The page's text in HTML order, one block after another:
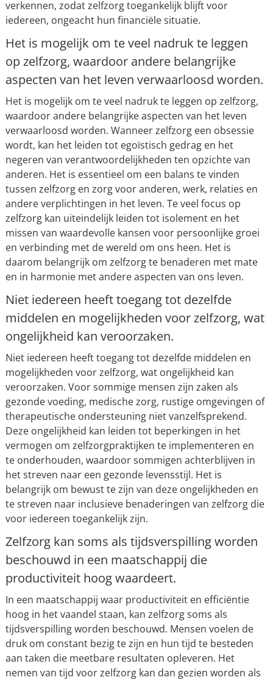
verkennen, zodat zelfzorg toegankelijk blijft voor
iedereen, ongeacht hun financiële situatie.
Het is mogelijk om te veel nadruk te leggen
op zelfzorg, waardoor andere belangrijke
aspecten van het leven verwaarloosd worden.
Het is mogelijk om te veel nadruk te leggen op zelfzorg,
waardoor andere belangrijke aspecten van het leven
verwaarloosd worden. Wanneer zelfzorg een obsessie
wordt, kan het leiden tot egoïstisch gedrag en het
negeren van verantwoordelijkheden ten opzichte van
anderen. Het is essentieel om een balans te vinden
tussen zelfzorg en zorg voor anderen, werk, relaties en
andere verplichtingen in het leven. Te veel focus op
zelfzorg kan uiteindelijk leiden tot isolement en het
missen van waardevolle kansen voor persoonlijke groei
en verbinding met de wereld om ons heen. Het is
daarom belangrijk om zelfzorg te benaderen met mate
en in harmonie met andere aspecten van ons leven.
Niet iedereen heeft toegang tot dezelfde
middelen en mogelijkheden voor zelfzorg, wat
ongelijkheid kan veroorzaken.
Niet iedereen heeft toegang tot dezelfde middelen en
mogelijkheden voor zelfzorg, wat ongelijkheid kan
veroorzaken. Voor sommige mensen zijn zaken als
gezonde voeding, medische zorg, rustige omgevingen of
therapeutische ondersteuning niet vanzelfsprekend.
Deze ongelijkheid kan leiden tot beperkingen in het
vermogen om zelfzorgpraktijken te implementeren en
te onderhouden, waardoor sommigen achterblijven in
het streven naar een gezonde levensstijl. Het is
belangrijk om bewust te zijn van deze ongelijkheden en
te streven naar inclusieve benaderingen van zelfzorg die
voor iedereen toegankelijk zijn.
Zelfzorg kan soms als tijdsverspilling worden
beschouwd in een maatschappij die
productiviteit hoog waardeert.
In een maatschappij waar productiviteit en efficiëntie
hoog in het vaandel staan, kan zelfzorg soms als
tijdsverspilling worden beschouwd. Mensen voelen de
druk om constant bezig te zijn en hun tijd te besteden
aan taken die meetbare resultaten opleveren. Het
nemen van tijd voor zelfzorg kan dan gezien worden als